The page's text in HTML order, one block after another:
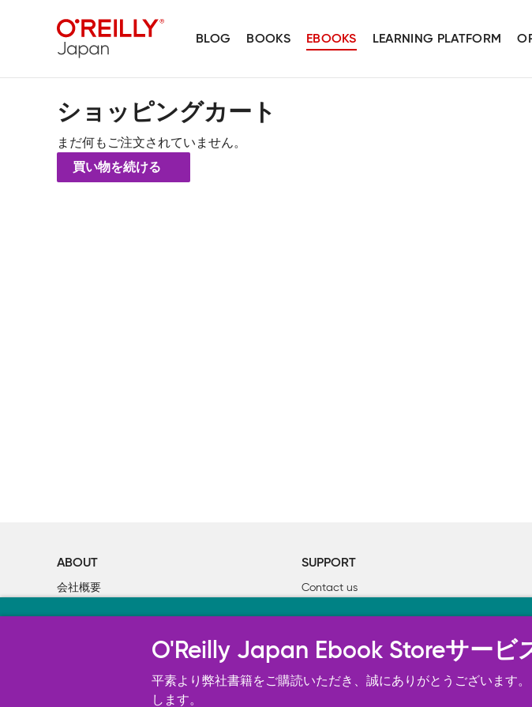
BLOG BOOKS EBOOKS LEARNING PLATFORM
ショッピングカート
まだ何もご注文されていません。
買い物を続ける
ABOUT
会社概要
SUPPORT
Contact us
オライリー・ジャパンのWeb サイトは正常に機能するためにいく
況の分析、ユーザー・エクスペリエンスの向上、広告宣伝のため
す。 詳細については
O'Reilly Japan Ebook Storeサービ
平素より弊社書籍をご購読いただき、誠にありがとうございます
します。